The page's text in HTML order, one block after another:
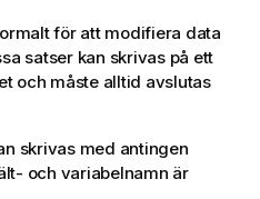
för att modifiera data
satser kan skrivas på ett
och måste alltid avslutas
skrivas med antingen
och variabelnamn är